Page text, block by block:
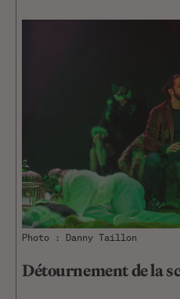
Photo : Danny Taillon
Détournement de la